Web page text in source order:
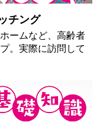
チング
ームなど、高齢者
。実際に訪問して